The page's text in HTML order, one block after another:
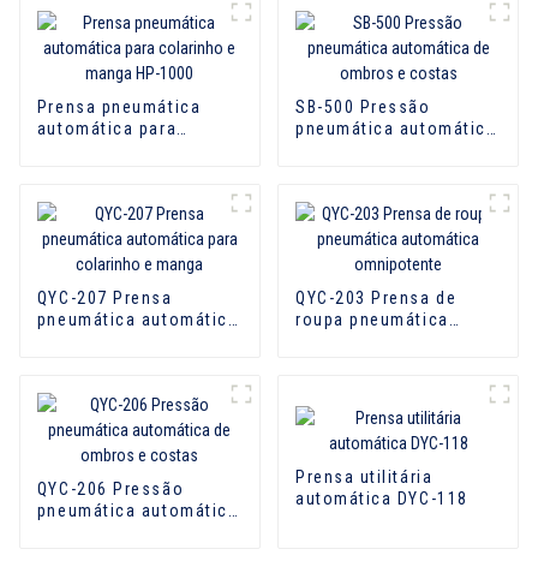
Prensa pneumática
automática para
SB-500 Pressão
pneumática automática
QYC-207 Prensa
pneumática automática
QYC-203 Prensa de
roupa pneumática
QYC-206 Pressão
pneumática automática
Prensa utilitária
automática DYC-118